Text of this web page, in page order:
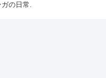
の日常.